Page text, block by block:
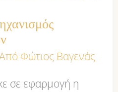
Φώτιος Βαγενάς
σε εφαρμογή η